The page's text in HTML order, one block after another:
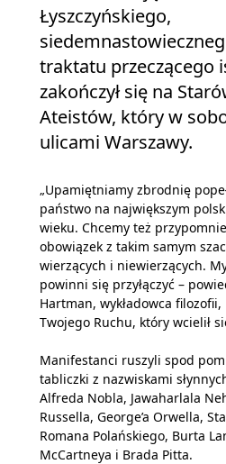
Łyszczyńskiego,
traktatu przeczącego
zakończył się na
Ateistów, który w
ulicami Warszawy.
„Upamiętniamy zbrodnię
państwo na największym
wieku. Chcemy też
obowiązek z takim samym
wierzących i niewierzących.
powinni się przyłączyć –
Hartman, wykładowca filozofii,
Twojego Ruchu, który wcielił
Manifestanci ruszyli spod
tabliczki z nazwiskami
Alfreda Nobla, Jawaharlala
Russella, George’a Orwella,
Romana Polańskiego, Burta
McCartneya i Brada Pitta.